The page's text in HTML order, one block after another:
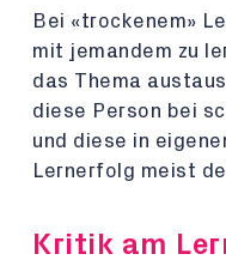
Bei «trockenem»
mit jemandem zu
das Thema
diese Person bei
und diese in
Lernerfolg meist
Kritik am